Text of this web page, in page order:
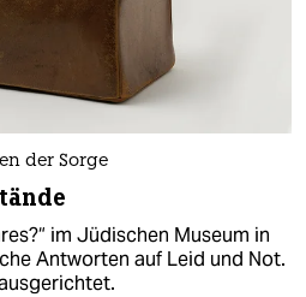
der Sorge
im Jüdischen Museum in
Antworten auf Leid und Not.